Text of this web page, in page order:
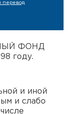
перевод
ФОНД
году.
и иной
и слабо